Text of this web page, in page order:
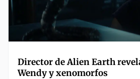
Director de Alien Earth
Wendy y xenomorfos